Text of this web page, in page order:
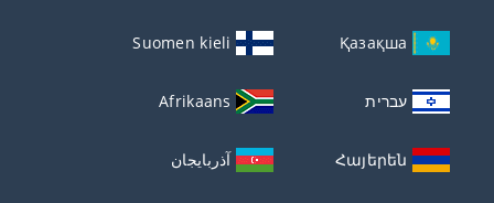
Қазақша
Suomen kieli
עברית Afrikaans
Հայերեն آذربايجان